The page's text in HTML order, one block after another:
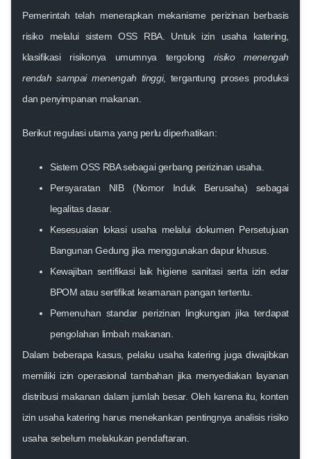
Pemerintah telah menerapkan mekanisme perizinan berbasis
risiko melalui sistem OSS RBA. Untuk izin usaha katering
klasifikasi risikonya umumnya tergolong risiko menengah
rendah sampai menengah tinggi, tergantung proses produksi
dan penyimpanan makanan.
Berikut regulasi utama yang perlu diperhatikan:
Sistem OSS RBA sebagai gerbang perizinan usaha.
Persyaratan NIB (Nomor Induk Berusaha) sebagai
legalitas dasar.
Kesesuaian lokasi usaha melalui dokumen Persetujuan
Bangunan Gedung jika menggunakan dapur khusus.
Kewajiban sertifikasi laik higiene sanitasi serta izin edar
BPOM atau sertifikat keamanan pangan tertentu.
Pemenuhan standar perizinan lingkungan jika terdapat
pengolahan limbah makanan.
Dalam beberapa kasus, pelaku usaha katering juga diwajibkan
memiliki izin operasional tambahan jika menyediakan layanan
distribusi makanan dalam jumlah besar. Oleh karena itu, konten
izin usaha katering harus menekankan pentingnya analisis risiko
usaha sebelum melakukan pendaftaran.